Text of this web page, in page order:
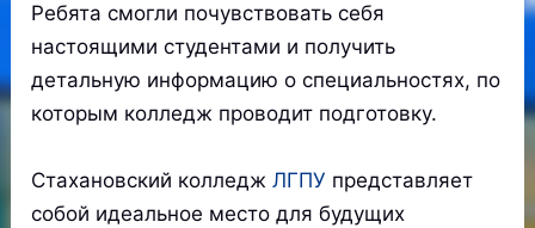
Ребята смогли почувствовать себя
настоящими студентами и получить
детальную информацию о специальностях, по
которым колледж проводит подготовку.
Стахановский колледжЛГПУ представляет
собой идеальное место для будущих